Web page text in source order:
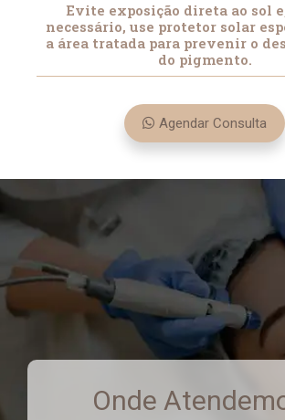
Evite exposição direta ao sol
necessário, use protetor solar
a área tratada para prevenir o
do pigmento.
Agendar Consulta
Onde